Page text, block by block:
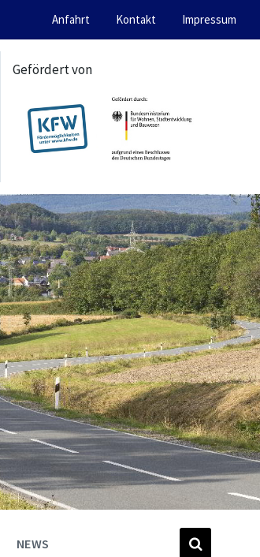
Anfahrt Kontakt Impressum
Gefördert von
NEWS